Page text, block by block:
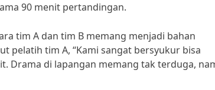
90 menit pertandingan.
tim A dan tim B memang menjadi bahan
pelatih tim A, “Kami sangat bersyukur bisa
Drama di lapangan memang tak terduga,